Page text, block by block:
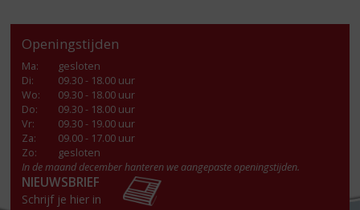
Openingstijden
Ma:
gesloten
Di:
09.30 - 18.00 uur
Wo:
09.30 - 18.00 uur
Do:
09.30 - 18.00 uur
Vr:
09.30 - 19.00 uur
Za:
09.00 - 17.00 uur
Zo:
gesloten
In de maand december hanteren we aangepaste openingstijden.
NIEUWSBRIEF
Schrijf je hier in